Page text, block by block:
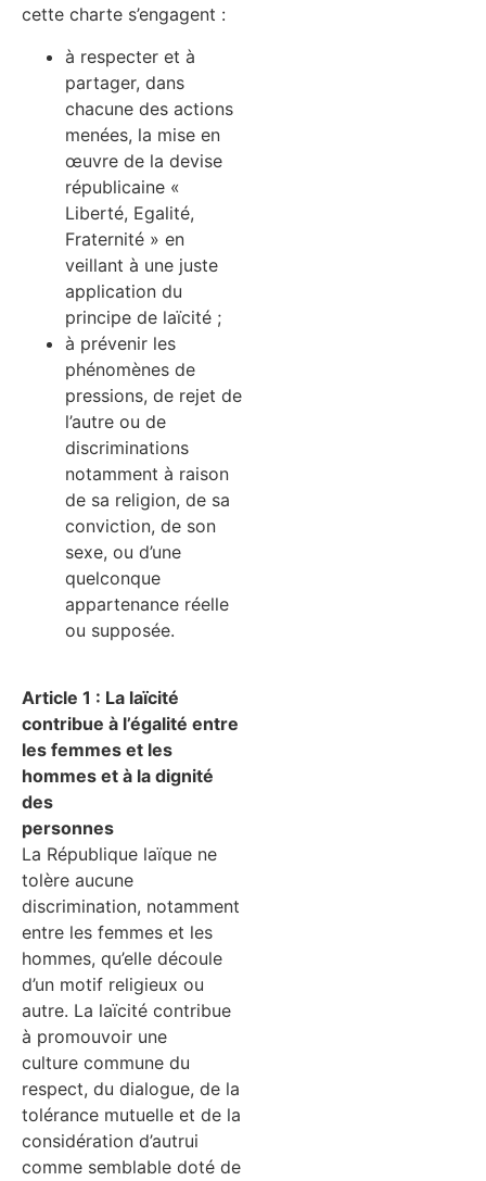
cette charte s’engagent :
à respecter et à
partager, dans
chacune des actions
menées, la mise en
œuvre de la devise
républicaine «
Liberté, Egalité,
Fraternité » en
veillant à une juste
application du
principe de laïcité ;
à prévenir les
phénomènes de
pressions, de rejet de
l’autre ou de
discriminations
notamment à raison
de sa religion, de sa
conviction, de son
sexe, ou d’une
quelconque
appartenance réelle
ou supposée.
Article 1 : La laïcité
contribue à l’égalité entre
les femmes et les
hommes et à la dignité
des
personnes
La République laïque ne
tolère aucune
discrimination, notamment
entre les femmes et les
hommes, qu’elle découle
d’un motif religieux ou
autre. La laïcité contribue
à promouvoir une
culture commune du
respect, du dialogue, de la
tolérance mutuelle et de la
considération d’autrui
comme semblable doté de